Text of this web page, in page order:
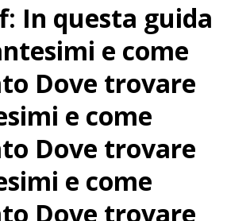
In questa guida
e come
Dove trovare
e come
Dove trovare
e come
Dove trovare